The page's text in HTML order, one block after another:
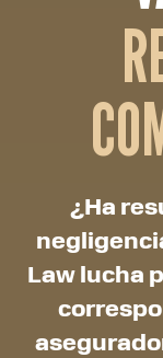
¿Ha
Law lucha